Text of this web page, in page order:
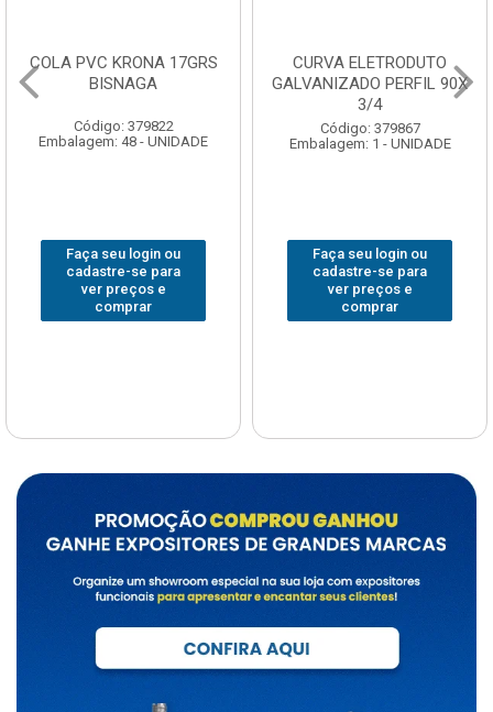
COLA PVC KRONA 17GRS
BISNAGA
Código: 379822
Embalagem: 48 - UNIDADE
Faça seu login ou
cadastre-se para
ver preços e
comprar
CURVA ELETRODUTO
GALVANIZADO PERFIL 90X
3/4
Código: 379867
Embalagem: 1 - UNIDADE
Faça seu login ou
cadastre-se para
ver preços e
comprar